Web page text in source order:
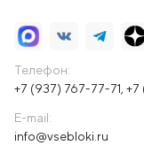
Телефон:
+7 (937) 767-77-71 +7
E-mail:
info@vsebloki.ru